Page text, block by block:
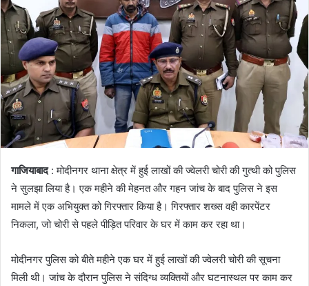
गाजियाबाद : मोदीनगर थाना क्षेत्र में हुई लाखों की ज्वेलरी चोरी की गुत्थी को पुलिस
ने सुलझा लिया है। एक महीने की मेहनत और गहन जांच के बाद पुलिस ने इस
मामले में एक अभियुक्त को गिरफ्तार किया है। गिरफ्तार शख्स वही कारपेंटर
निकला, जो चोरी से पहले पीड़ित परिवार के घर में काम कर रहा था।
मोदीनगर पुलिस को बीते महीने एक घर में हुई लाखों की ज्वेलरी चोरी की सूचना
मिली थी। जांच के दौरान पुलिस ने संदिग्ध व्यक्तियों और घटनास्थल पर काम कर